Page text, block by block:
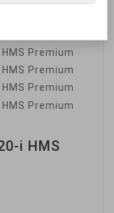
i HMS